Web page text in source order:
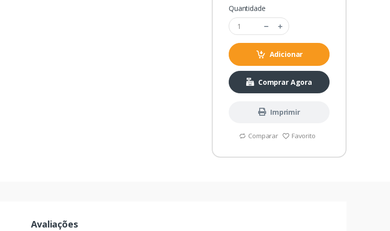
Quantidade
Adicionar
Comprar Agora
Imprimir
Comparar Favorito
Avaliações